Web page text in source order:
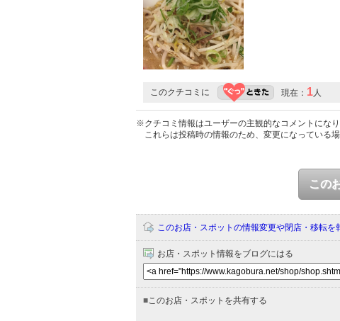
このクチコミに 現在： 1人
※クチコミ情報はユーザーの主観的なコメントになり
これらは投稿時の情報のため、変更になっている
この
このお店・スポットの情報変更や閉店・移転を
お店・スポット情報をブログにはる
■このお店・スポットを共有する